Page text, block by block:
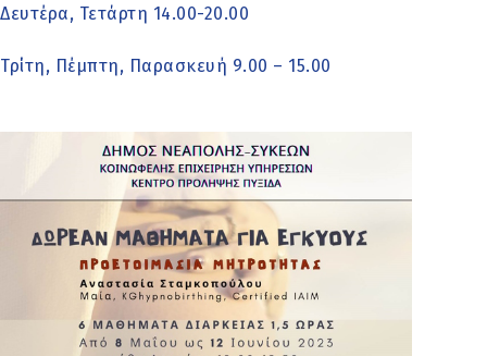
Δευτέρα, Τετάρτη 14.00-20.00
Τρίτη, Πέμπτη, Παρασκευή 9.00 – 15.00